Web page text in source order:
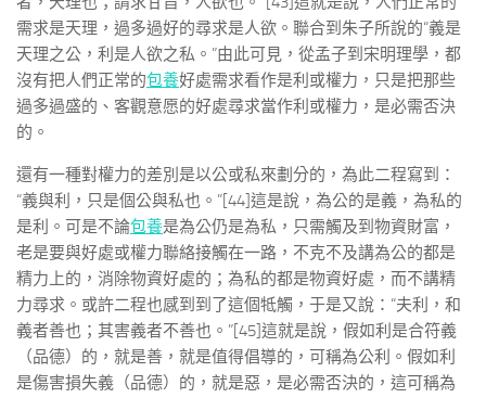
需求是天理，過多過好的尋求是人欲。聯合到朱子所說的“義是
天理之公，利是人欲之私。”由此可見，從孟子到宋明理學，都
沒有把人們正常的包養好處需求看作是利或權力，只是把那些
過多過盛的、客觀意愿的好處尋求當作利或權力，是必需否決
的。
還有一種對權力的差別是以公或私來劃分的，為此二程寫到：
“義與利，只是個公與私也。”[44]這是說，為公的是義，為私的
是利。可是不論包養是為公仍是為私，只需觸及到物資財富，
老是要與好處或權力聯絡接觸在一路，不克不及講為公的都是
精力上的，消除物資好處的；為私的都是物資好處，而不講精
力尋求。或許二程也感到到了這個牴觸，于是又說：“夫利，和
義者善也；其害義者不善也。”[45]這就是說，假如利是合符義
（品德）的，就是善，就是值得倡導的，可稱為公利。假如利
是傷害損失義（品德）的，就是惡，是必需否決的，這可稱為